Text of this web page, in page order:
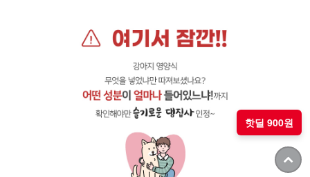
핫딜 900원